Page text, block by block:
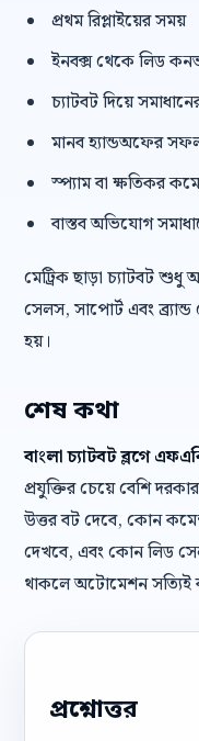
প্রথম রিপ্লাইয়ের সময়
ইনবক্স থেকে লিড
চ্যাটবট দিয়ে
মানব হ্যান্ডঅফের
স্প্যাম বা ক্ষতিকর
বাস্তব অভিযোগ
মেট্রিক ছাড়া চ্যাটবট শুধু
সেলস, সাপোর্ট এবং
হয়।
শেষ কথা
বাংলা চ্যাটবট ব্লগে
প্রযুক্তির চেয়ে বেশি
উত্তর বট দেবে, কোন
দেখবে, এবং কোন লিড
থাকলে অটোমেশন সত্যিই
প্রশ্নোত্তর